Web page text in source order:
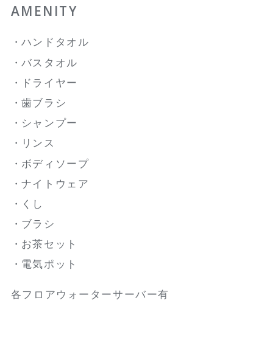
AMENITY
ハンドタオル
バスタオル
ドライヤー
歯ブラシ
シャンプー
リンス
ボディソープ
ナイトウェア
くし
ブラシ
お茶セット
電気ポット
各フロアウォーターサーバー有